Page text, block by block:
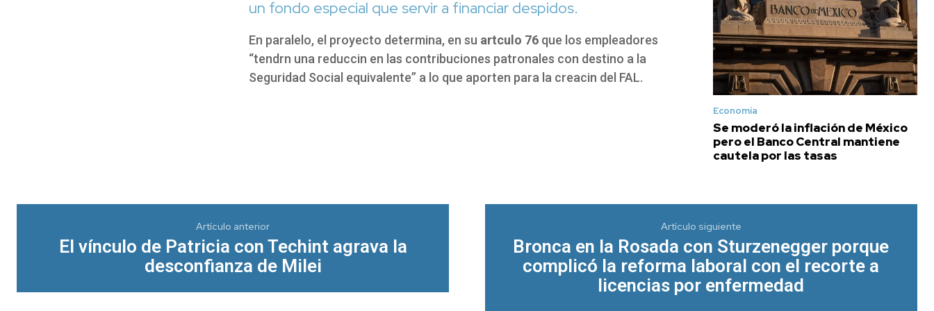
un fondo especial que servir a financiar despidos.
En paralelo, el proyecto determina, en su artculo 76 que los empleadores
“tendrn una reduccin en las contribuciones patronales con destino a la
Seguridad Social equivalente” a lo que aporten para la creacin del FAL.
Economía
Se moderó la inflación de México
pero el Banco Central mantiene
cautela por las tasas
Artículo anterior
El vínculo de Patricia con Techint agrava la
desconfianza de Milei
Artículo siguiente
Bronca en la Rosada con Sturzenegger porque
complicó la reforma laboral con el recorte a
licencias por enfermedad